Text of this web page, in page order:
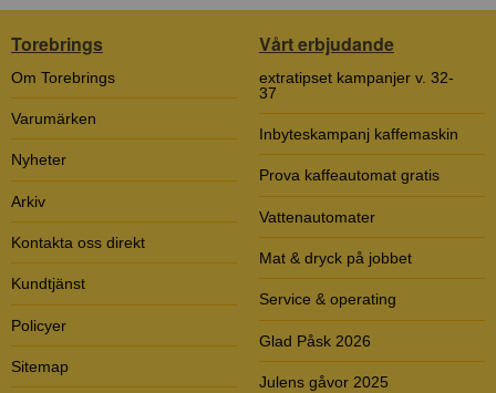
Torebrings
Om Torebrings
Varumärken
Nyheter
Arkiv
Kontakta oss direkt
Kundtjänst
Policyer
Sitemap
Vårt erbjudande
extratipset kampanjer v. 32-
37
Inbyteskampanj kaffemaskin
Prova kaffeautomat gratis
Vattenautomater
Mat & dryck på jobbet
Service & operating
Glad Påsk 2026
Julens gåvor 2025